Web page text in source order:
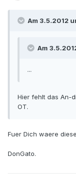
Am 3.5.2012
Am
...
Hier fehlt das An-
OT.
Fuer Dich waere
DonGato.